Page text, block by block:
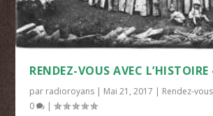
RENDEZ-VOUS AVEC
par radioroyans | Mai 21, 2017 | Rendez-
0
|